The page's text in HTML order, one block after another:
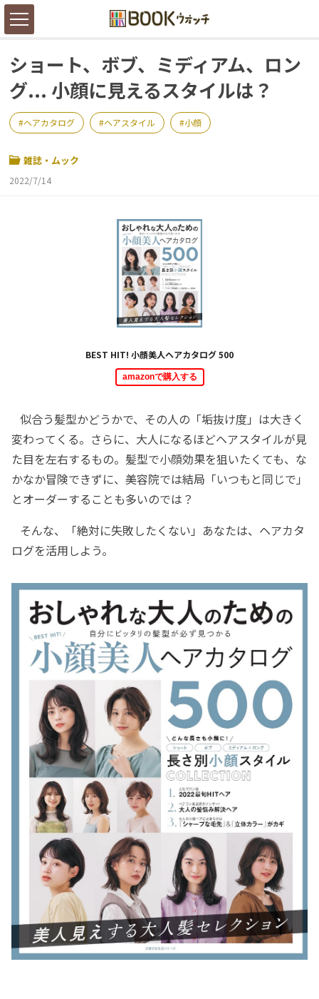
ショート、ボブ、ミディアム、ロン
グ... 小顔に見えるスタイルは？
ヘアカタログ ヘアスタイル 小顔
雑誌・ムック
2022/7/14
BEST HIT! 小顔美人ヘアカタログ 500
amazonで購入する
似合う髪型かどうかで、その人の「垢抜け度」は大きく
変わってくる。さらに、大人になるほどヘアスタイルが見
た目を左右するもの。髪型で小顔効果を狙いたくても、な
かなか冒険できずに、美容院では結局「いつもと同じで」
とオーダーすることも多いのでは？
そんな、「絶対に失敗したくない」あなたは、ヘアカタ
ログを活用しよう。